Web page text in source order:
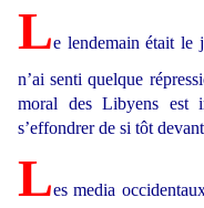
Le lendemain était le
n’ai senti quelque
moral des Libyens est
s’effondrer de si tôt
Les media